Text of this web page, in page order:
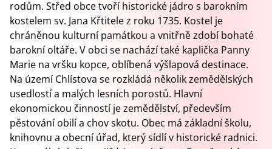
rodům. Střed obce tvoří historické jádro s barokním
kostelem sv. Jana Křtitele z roku 1735. Kostel je
chráněnou kulturní památkou a vnitřně zdobí bohaté
barokní oltáře. V obci se nachází také kaplička Panny
Marie na vršku kopce, oblíbená výšlapová destinace.
Na území Chlístova se rozkládá několik zemědělských
usedlostí a malých lesních porostů. Hlavní
ekonomickou činností je zemědělství, především
pěstování obilí a chov skotu. Obec má základní školu,
knihovnu a obecní úřad, který sídlí v historické radnici.